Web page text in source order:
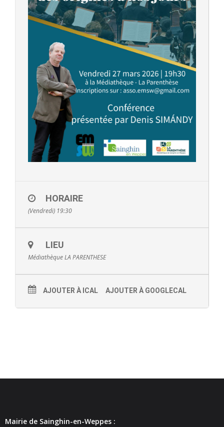
- - Centres de loisirs
- - Mercredis récréatifs
- - Espace jeunes 12 / 17 ans
- - Conseil Municipal Enfants
- - Conseil Municipal Jeunes
- - Recrutement animateurs
- Petite enfance
- - Micro-Crèches Atomes Crèchus
- - Micro-Crèches Léa et Léo / Hapili
- - - Hapili Égalité par Léa et Léo
HORAIRE
(Vendredi) 19:30
LIEU
Médiathèque LA PARENTHESE
AJOUTER À ICAL AJOUTER À GOOGLECAL
Mairie de Sainghin-en-Weppes :